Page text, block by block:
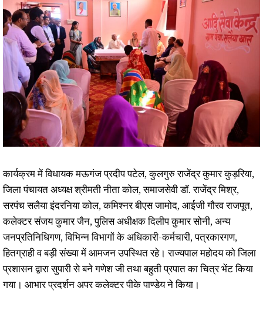
कार्यक्रम में विधायक मऊगंज प्रदीप पटेल, कुलगुरु राजेंद्र कुमार कुड़रिया,
जिला पंचायत अध्यक्ष श्रीमती नीता कोल, समाजसेवी डॉ. राजेंद्र मिश्र,
सरपंच सलैया इंदरनिया कोल, कमिश्नर बीएस जामोद, आईजी गौरव राजपूत,
कलेक्टर संजय कुमार जैन, पुलिस अधीक्षक दिलीप कुमार सोनी, अन्य
जनप्रतिनिधिगण, विभिन्न विभागों के अधिकारी-कर्मचारी, पत्रकारगण,
हितग्राही व बड़ी संख्या में आमजन उपस्थित रहे। राज्यपाल महोदय को जिला
प्रशासन द्वारा सुपारी से बने गणेश जी तथा बहुती प्रपात का चित्र भेंट किया
गया। आभार प्रदर्शन अपर कलेक्टर पीके पाण्डेय ने किया।